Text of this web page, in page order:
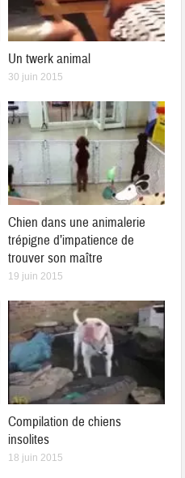
Un twerk animal
30 juin 2015
Chien dans une animalerie
trépigne d’impatience de
trouver son maître
19 juin 2015
Compilation de chiens
insolites
18 juin 2015